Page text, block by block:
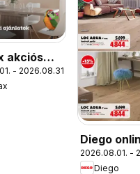
akciós
- 2026.08.31.
Diego
katalógus
2026.08.01. -
Diego